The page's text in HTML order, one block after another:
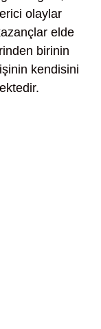
olaylar
elde
birinin
kendisini